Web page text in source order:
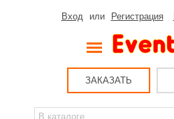
Вход или Регистрация
ЗАКАЗАТЬ